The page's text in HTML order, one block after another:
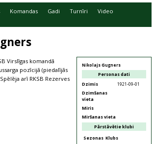
Komandas Gadi Turnīri
Video
Nikolajs Gugners
Personas dati
Dzimis
1921-09-01
Dzimšanas
vieta
Miris
Miršanas vieta
Pārstāvētie klubi
Sezonas Klubs
Virslīgas komandā
pozīcijā (piedalījās
arī RKSB Rezerves